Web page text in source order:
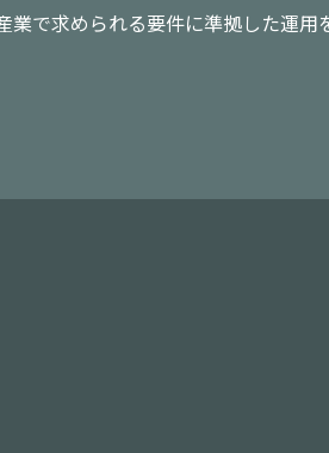
で求められる要件に準拠した運用